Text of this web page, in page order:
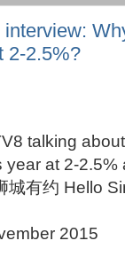
2-2.5%?
talking
year at 2-
城有约 Hello
2015